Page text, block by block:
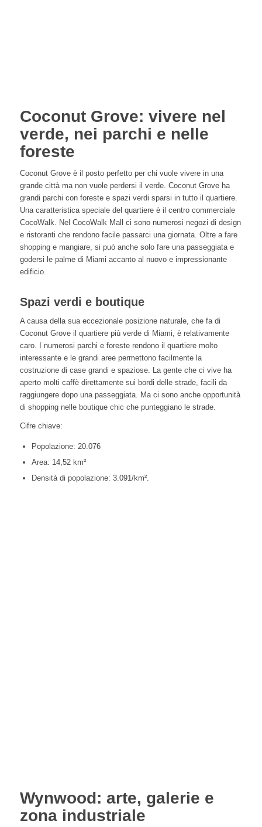
Coconut Grove: vivere nel
verde, nei parchi e nelle
foreste
Coconut Grove è il posto perfetto per chi vuole vivere in una
grande città ma non vuole perdersi il verde. Coconut Grove ha
grandi parchi con foreste e spazi verdi sparsi in tutto il quartiere.
Una caratteristica speciale del quartiere è il centro commerciale
CocoWalk. Nel CocoWalk Mall ci sono numerosi negozi di design
e ristoranti che rendono facile passarci una giornata. Oltre a fare
shopping e mangiare, si può anche solo fare una passeggiata e
godersi le palme di Miami accanto al nuovo e impressionante
edificio.
Spazi verdi e boutique
A causa della sua eccezionale posizione naturale, che fa di
Coconut Grove il quartiere più verde di Miami, è relativamente
caro. I numerosi parchi e foreste rendono il quartiere molto
interessante e le grandi aree permettono facilmente la
costruzione di case grandi e spaziose. La gente che ci vive ha
aperto molti caffè direttamente sui bordi delle strade, facili da
raggiungere dopo una passeggiata. Ma ci sono anche opportunità
di shopping nelle boutique chic che punteggiano le strade.
Cifre chiave:
Popolazione: 20.076
Area: 14,52 km²
Densità di popolazione: 3.091/km².
Wynwood: arte, galerie e
zona industriale